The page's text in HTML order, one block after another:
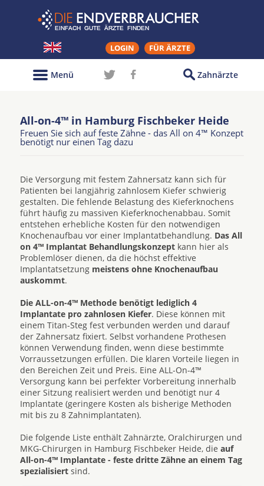
LOGIN FÜR ÄRZTE
Zahnärzte
Menü
All-on-4™ in Hamburg Fischbeker Heide
Freuen Sie sich auf feste Zähne - das All on 4™ Konzept
benötigt nur einen Tag dazu
Die Versorgung mit festem Zahnersatz kann sich für
Patienten bei langjährig zahnlosem Kiefer schwierig
gestalten. Die fehlende Belastung des Kieferknochens
führt häufig zu massiven Kieferknochenabbau. Somit
entstehen erhebliche Kosten für den notwendigen
Knochenaufbau vor einer Implantatbehandlung. Das All
on 4™ Implantat Behandlungskonzept kann hier als
Problemlöser dienen, da die höchst effektive
Implantatsetzung meistens ohne Knochenaufbau
auskommt.
Die ALL-on-4™ Methode benötigt lediglich 4
Implantate pro zahnlosen Kiefer. Diese können mit
einem Titan-Steg fest verbunden werden und darauf
der Zahnersatz fixiert. Selbst vorhandene Prothesen
können Verwendung finden, wenn diese bestimmte
Vorraussetzungen erfüllen. Die klaren Vorteile liegen in
den Bereichen Zeit und Preis. Eine ALL-On-4™
Versorgung kann bei perfekter Vorbereitung innerhalb
einer Sitzung realisiert werden und benötigt nur 4
Implantate (geringere Kosten als bisherige Methoden
mit bis zu 8 Zahnimplantaten).
Die folgende Liste enthält Zahnärzte, Oralchirurgen und
MKG-Chirurgen in Hamburg Fischbeker Heide, die auf
All-on-4™ Implantate - feste dritte Zähne an einem Tag
spezialisiert sind.